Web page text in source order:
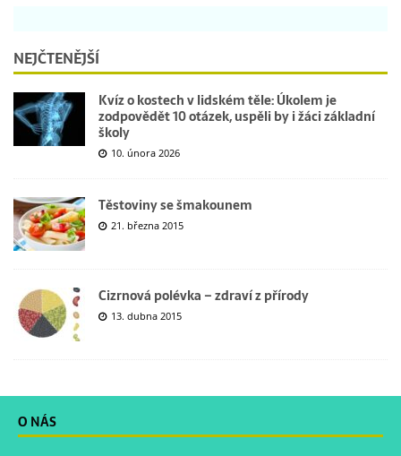
NEJČTENĚJŠÍ
Kvíz o kostech v lidském těle: Úkolem je
zodpovědět 10 otázek, uspěli by i žáci základní
školy
10. února 2026
Těstoviny se šmakounem
21. března 2015
Cizrnová polévka – zdraví z přírody
13. dubna 2015
O NÁS